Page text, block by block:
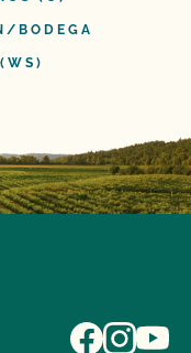
BODEGA